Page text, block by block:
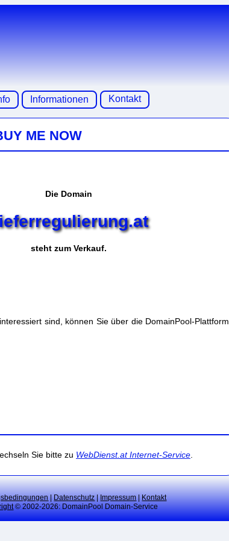
Informationen Kontakt
ME NOW
Die Domain
steht zum Verkauf.
sind, können Sie über die DomainPool-Plattform
Sie bitte zu WebDienst.at Internet-Service
|Datenschutz|Impressum|Kontakt
© 2002-2026: DomainPool Domain-Service